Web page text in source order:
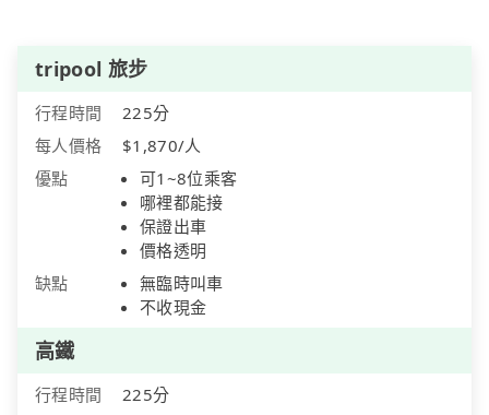
tripool 旅步
行程時間
225分
每人價格
$1,870/人
優點
可1~8位乘客
哪裡都能接
保證出車
價格透明
缺點
無臨時叫車
不收現金
高鐵
行程時間
225分